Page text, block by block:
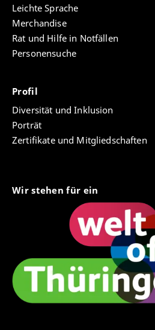
Leichte Sprache
Merchandise
Rat und Hilfe in Notfällen
Personensuche
Profil
Diversität und Inklusion
Porträt
Zertifikate und Mitgliedschaften
Wir stehen für ein